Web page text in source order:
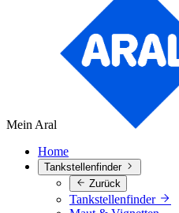
Mein Aral
Home
Tankstellenfinder
Zurück
Tankstellenfinder